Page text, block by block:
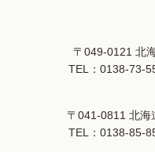
〒049-0121 北
TEL： 0138-73-
〒041-0811 北海
TEL： 0138-85-